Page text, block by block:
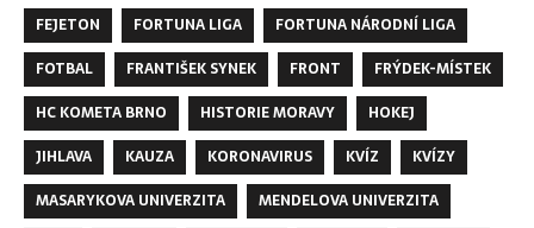
FEJETON
FORTUNA LIGA
FORTUNA NÁRODNÍ LIGA
FOTBAL
FRANTIŠEK SYNEK FRONT
FRÝDEK-MÍSTEK
HC KOMETA BRNO
HISTORIE MORAVY
HOKEJ
JIHLAVA
KAUZA KORONAVIRUS KVÍZ
KVÍZY
MASARYKOVA UNIVERZITA
MENDELOVA UNIVERZITA